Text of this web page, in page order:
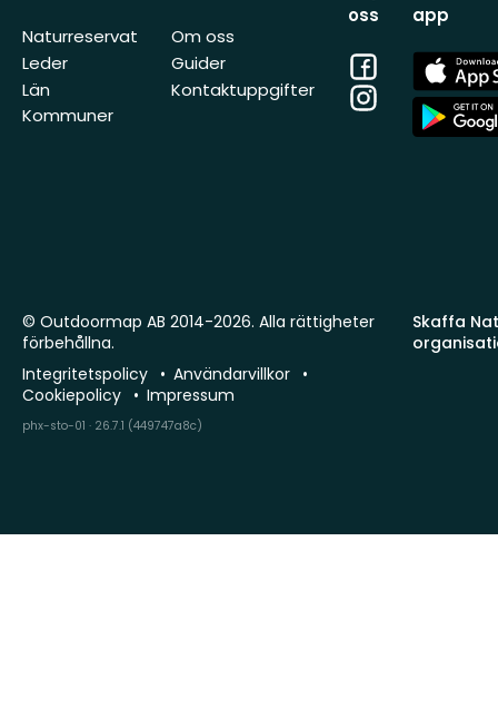
Naturreservat
Leder
Län
Kommuner
Om oss
Guider
Kontaktuppgifter
oss
Facebook
Instagram
app
App
Store
App
Store
Skaffa
© Outdoormap AB 2014-2026. Alla rättigheter
förbehållna.
Integritetspolicy
Användarvillkor
Cookiepolicy
Impressum
phx-sto-01 · 26.7.1 (449747a8c)